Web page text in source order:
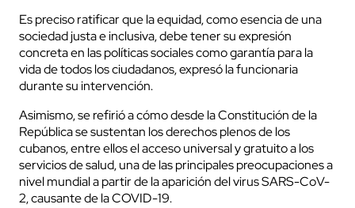
Es preciso ratificar que la equidad, como esencia de una
sociedad justa e inclusiva, debe tener su expresión
concreta en las políticas sociales como garantía para la
vida de todos los ciudadanos, expresó la funcionaria
durante su intervención.
Asimismo, se refirió a cómo desde la Constitución de la
República se sustentan los derechos plenos de los
cubanos, entre ellos el acceso universal y gratuito a los
servicios de salud, una de las principales preocupaciones a
nivel mundial a partir de la aparición del virus SARS-CoV-
2, causante de la COVID-19.